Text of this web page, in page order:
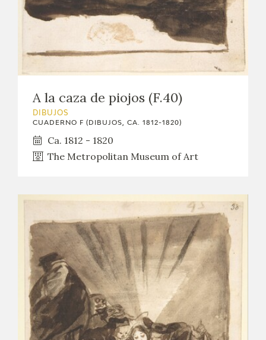
TIENDA ONLINE
RECURSOS EDUCATIVOS
A la caza de piojos (F.40)
DIBUJOS
CUADERNO F (DIBUJOS, CA. 1812-1820)
Ca. 1812 - 1820
The Metropolitan Museum of Art